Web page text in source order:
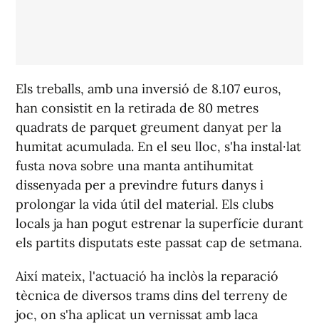
Els treballs, amb una inversió de 8.107 euros,
han consistit en la retirada de 80 metres
quadrats de parquet greument danyat per la
humitat acumulada. En el seu lloc, s'ha instal·lat
fusta nova sobre una manta antihumitat
dissenyada per a previndre futurs danys i
prolongar la vida útil del material. Els clubs
locals ja han pogut estrenar la superfície durant
els partits disputats este passat cap de setmana.
Així mateix, l'actuació ha inclòs la reparació
tècnica de diversos trams dins del terreny de
joc, on s'ha aplicat un vernissat amb laca